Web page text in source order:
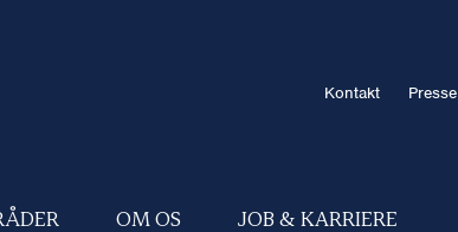
Kontakt Presse
OM OS JOB & KARRIERE